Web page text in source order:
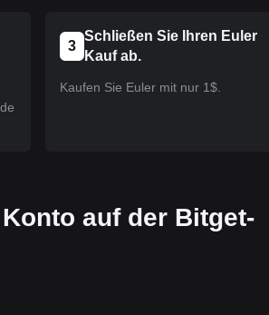
3
Schließen Sie Ihren Euler
Kauf ab.
Kaufen Sie Euler mit nur 1$.
auf der Bitget-